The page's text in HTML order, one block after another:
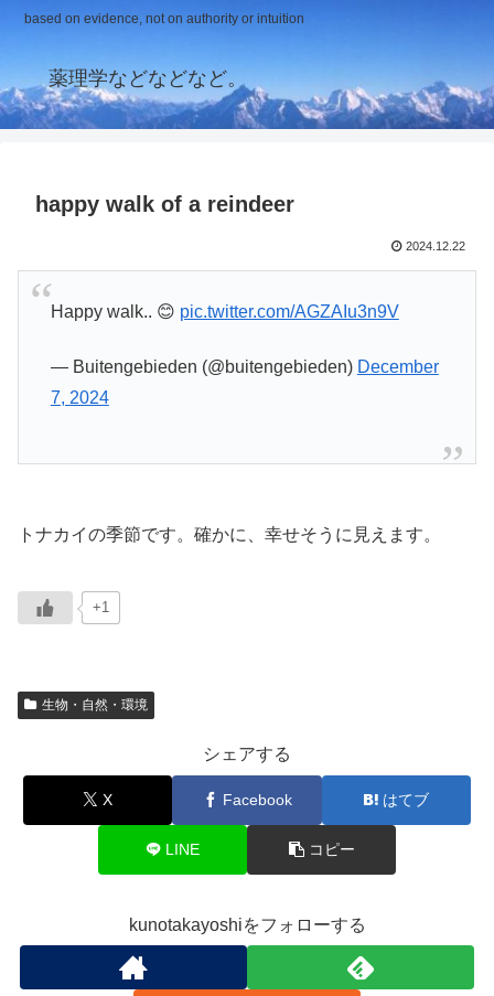
based on evidence, not on authority or intuition
薬理学などなどなど。
happy walk of a reindeer
2024.12.22
Happy walk.. 😊 pic.twitter.com/AGZAIu3n9V
— Buitengebieden (@buitengebieden) December
7, 2024
トナカイの季節です。確かに、幸せそうに見えます。
+1
生物・自然・環境
シェアする
X Facebook はてブ
LINE コピー
kunotakayoshiをフォローする